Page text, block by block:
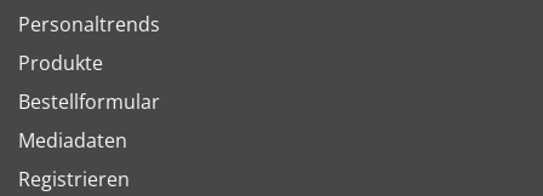
Personaltrends
Produkte
Bestellformular
Mediadaten
Registrieren